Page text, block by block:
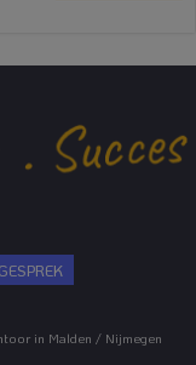
in Malden / Nijmegen